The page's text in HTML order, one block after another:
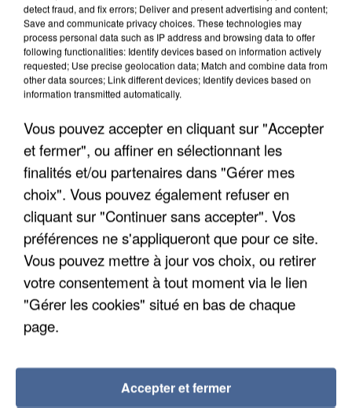
APRÈS TOUTES CES CANICULES, LES REFUGES
DE FAUNE SAUVAGE SONT...
detect fraud, and fix errors; Deliver and present advertising and content;
Save and communicate privacy choices. These technologies may
process personal data such as IP address and browsing data to offer
following functionalities: Identify devices based on information actively
requested; Use precise geolocation data; Match and combine data from
other data sources; Link different devices; Identify devices based on
information transmitted automatically.
Vous pouvez accepter en cliquant sur "Accepter
et fermer", ou affiner en sélectionnant les
finalités et/ou partenaires dans "Gérer mes
choix". Vous pouvez également refuser en
cliquant sur "Continuer sans accepter". Vos
préférences ne s'appliqueront que pour ce site.
Vous pouvez mettre à jour vos choix, ou retirer
votre consentement à tout moment via le lien
"Gérer les cookies" situé en bas de chaque
page.
Accepter et fermer